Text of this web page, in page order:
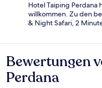
Hotel Taiping Perdana
willkommen. Zu den
& Night Safari, 2
Bewertungen
Bewertungen
Perdana